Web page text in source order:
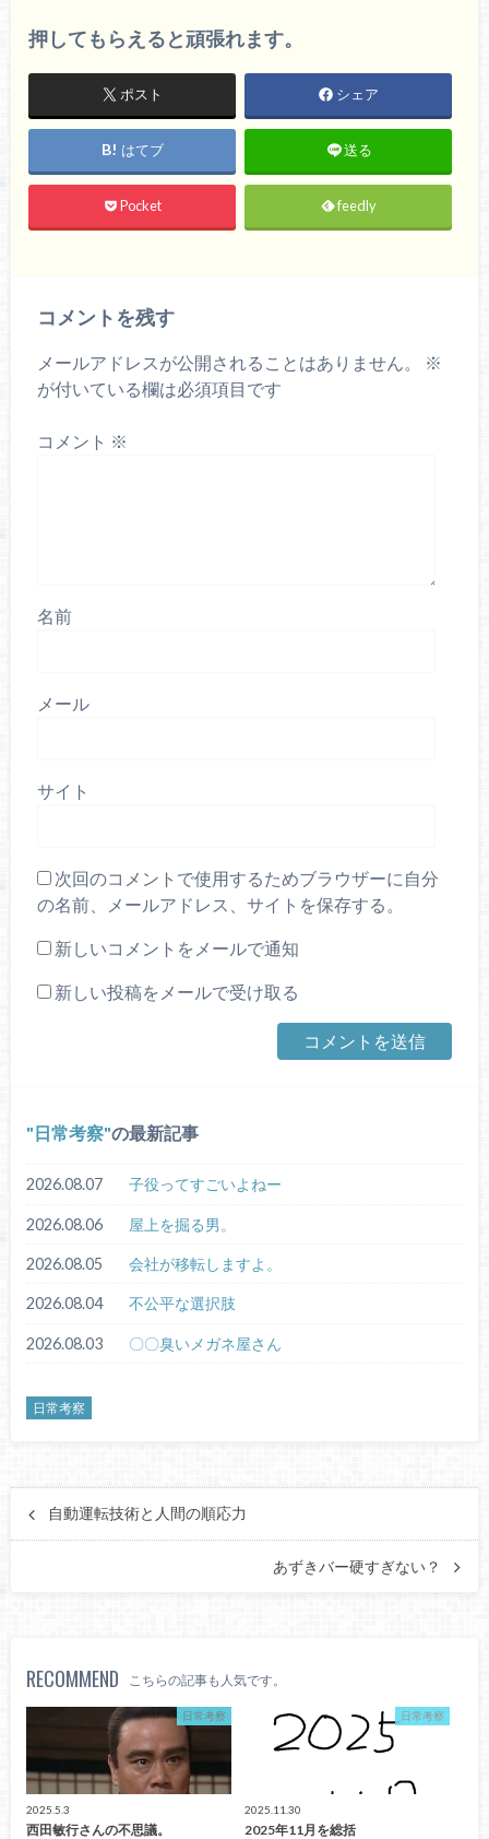
押してもらえると頑張れます。
ポスト シェア
はてブ 送る
Pocket feedly
コメントを残す
メールアドレスが公開されることはありません。
※
が付いている欄は必須項目です
コメント ※
名前
メール
サイト
次回のコメントで使用するためブラウザーに自分
の名前、メールアドレス、サイトを保存する。
新しいコメントをメールで通知
新しい投稿をメールで受け取る
日常考察 の最新記事
2026.08.07 子役ってすごいよねー
2026.08.06 屋上を掘る男。
2026.08.05 会社が移転しますよ。
2026.08.04 不公平な選択肢
2026.08.03 〇〇臭いメガネ屋さん
日常考察
自動運転技術と人間の順応力
あずきバー硬すぎない？
RECOMMEND こちらの記事も人気です。
日常考察
2025.5.3
西田敏行さんの不思議。
日常考察
2025.11.30
2025年11月を総括